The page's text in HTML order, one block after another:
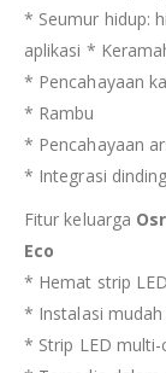
* Seumur hidup:
aplikasi *
* Pencahayaan
* Rambu
* Pencahayaan
* Integrasi dinding
Fitur keluarga
Eco
* Hemat strip
* Instalasi
* Strip LED multi-